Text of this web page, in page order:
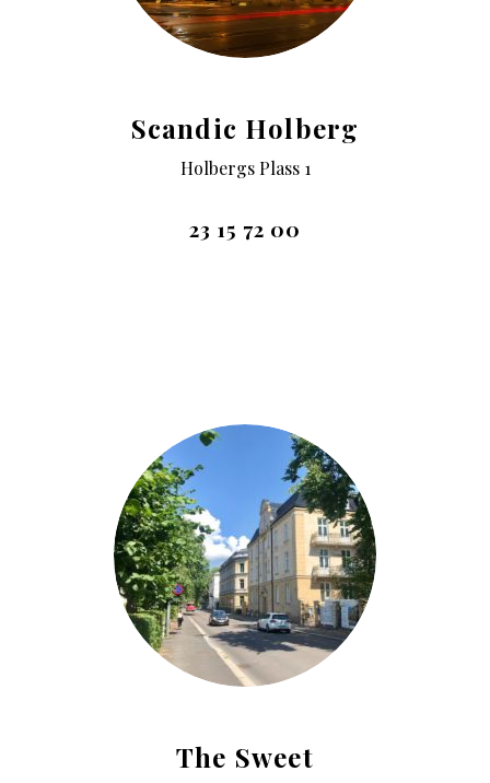
Scandic Holberg
Holbergs Plass 1
23 15 72 00
The Sweet